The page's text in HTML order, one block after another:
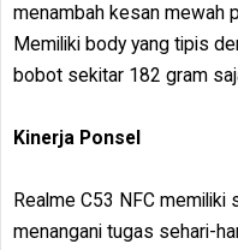
menambah kesan mewah
Memiliki body yang tipis
bobot sekitar 182 gram
Kinerja Ponsel
Realme C53 NFC
menangani tugas sehari-